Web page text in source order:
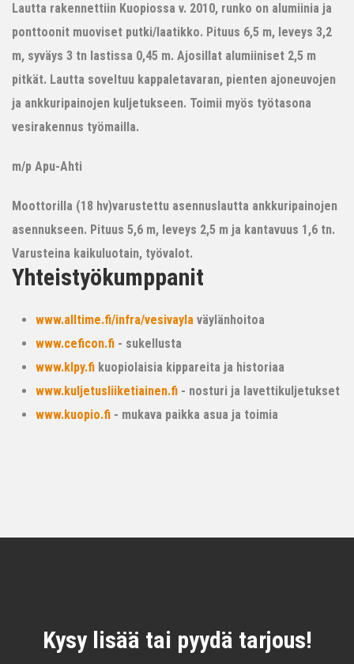
Lautta rakennettiin Kuopiossa v. 2010, runko on alumiinia ja
ponttoonit muoviset putki/laatikko. Pituus 6,5 m, leveys 3,2
m, syväys 3 tn lastissa 0,45 m. Ajosillat alumiiniset 2,5 m
pitkät. Lautta soveltuu kappaletavaran, pienten ajoneuvojen
ja ankkuripainojen kuljetukseen. Toimii myös työtasona
vesirakennus työmailla.
m/p Apu-Ahti
Moottorilla (18 hv)varustettu asennuslautta ankkuripainojen
asennukseen. Pituus 5,6 m, leveys 2,5 m ja kantavuus 1,6 tn.
Varusteina kaikuluotain, työvalot.
Yhteistyökumppanit
www.alltime.fi/infra/vesivayla väylänhoitoa
www.ceficon.fi - sukellusta
www.klpy.fi kuopiolaisia kippareita ja historiaa
www.kuljetusliiketiainen.fi - nosturi ja lavettikuljetukset
www.kuopio.fi - mukava paikka asua ja toimia
Kysy lisää tai pyydä tarjous!